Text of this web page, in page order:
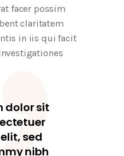
facer possim
claritatem
in iis qui facit
dolor sit
sed
nibh